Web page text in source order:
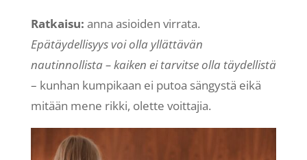
Ratkaisu: anna asioiden virrata.
Epätäydellisyys voi olla yllättävän
nautinnollista – kaiken ei tarvitse olla täydellistä
– kunhan kumpikaan ei putoa sängystä eikä
mitään mene rikki, olette voittajia.